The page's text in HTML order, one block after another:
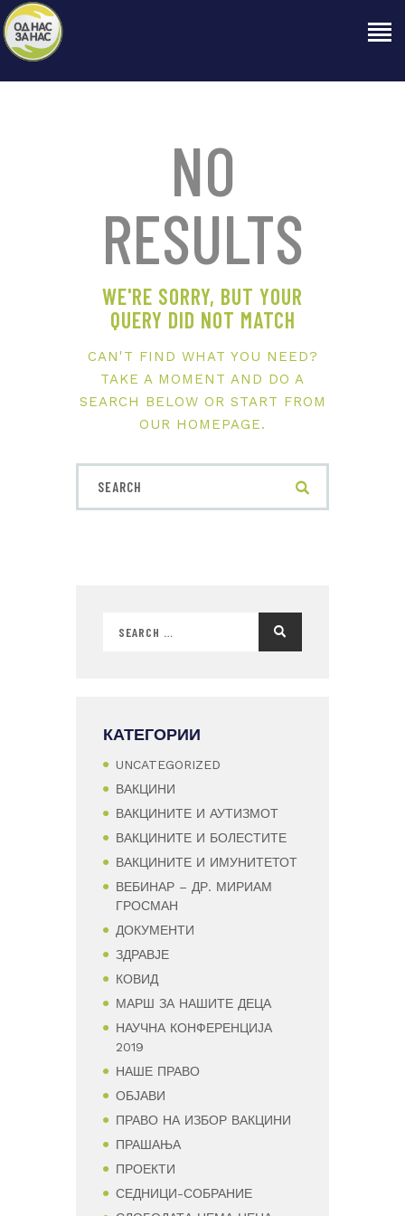
ЗА НАС
НАШЕ ПРАВО
ОБЈАВИ
ПРОЕКТИ
КОНТАКТ
NO
RESULTS
WE'RE SORRY, BUT YOUR
QUERY DID NOT MATCH
CAN'T FIND WHAT YOU NEED?
TAKE A MOMENT AND DO A
SEARCH BELOW OR START FROM
OUR HOMEPAGE.
КАТЕГОРИИ
UNCATEGORIZED
ВАКЦИНИ
ВАКЦИНИТЕ И АУТИЗМОТ
ВАКЦИНИТЕ И БОЛЕСТИТЕ
ВАКЦИНИТЕ И ИМУНИТЕТОТ
ВЕБИНАР – ДР. МИРИАМ
ГРОСМАН
ДОКУМЕНТИ
ЗДРАВЈЕ
КОВИД
МАРШ ЗА НАШИТЕ ДЕЦА
НАУЧНА КОНФЕРЕНЦИЈА
2019
НАШЕ ПРАВО
ОБЈАВИ
ПРАВО НА ИЗБОР ВАКЦИНИ
ПРАШАЊА
ПРОЕКТИ
СЕДНИЦИ-СОБРАНИЕ